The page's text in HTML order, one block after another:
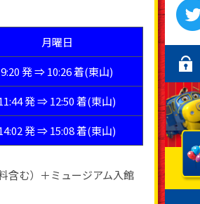
月曜日
9:20 発 ⇒ 10:26 着(東山)
発 ⇒ 12:50 着(東山)
発 ⇒ 15:08 着(東山)
含む）＋ミュージアム入館